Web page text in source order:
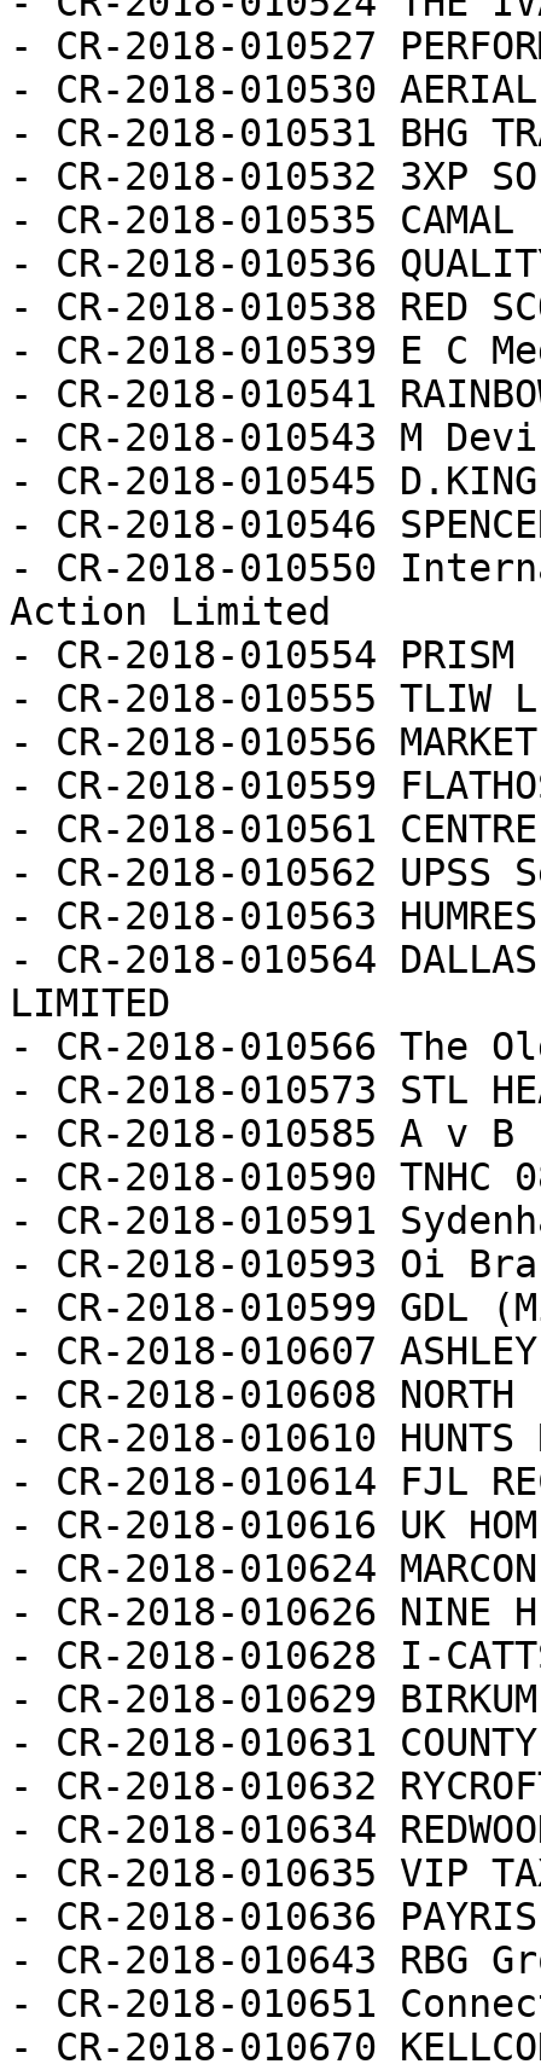
- CR-2018-010527
- CR-2018-010530 AERIAL
- CR-2018-010531 BHG
- CR-2018-010532 3XP
- CR-2018-010535 CAMAL
- CR-2018-010536
- CR-2018-010538 RED
- CR-2018-010539 E C
- CR-2018-010541
- CR-2018-010543 M
- CR-2018-010545 D.KING
- CR-2018-010546
- CR-2018-010550
Action Limited
- CR-2018-010554 PRISM
- CR-2018-010555 TLIW
- CR-2018-010556
- CR-2018-010559
- CR-2018-010561
- CR-2018-010562
- CR-2018-010563 HUMRES
- CR-2018-010564 DALLAS
LIMITED
- CR-2018-010566 The
- CR-2018-010573 STL
- CR-2018-010585 A v B
- CR-2018-010590 TNHC
- CR-2018-010591
- CR-2018-010593 Oi
- CR-2018-010599 GDL
- CR-2018-010607
- CR-2018-010608 NORTH
- CR-2018-010610 HUNTS
- CR-2018-010614 FJL
- CR-2018-010616 UK
- CR-2018-010624
- CR-2018-010626 NINE
- CR-2018-010628 I-
- CR-2018-010629 BIRKUM
- CR-2018-010631
- CR-2018-010632
- CR-2018-010634
- CR-2018-010635 VIP
- CR-2018-010636
- CR-2018-010643 RBG
- CR-2018-010651
- CR-2018-010670